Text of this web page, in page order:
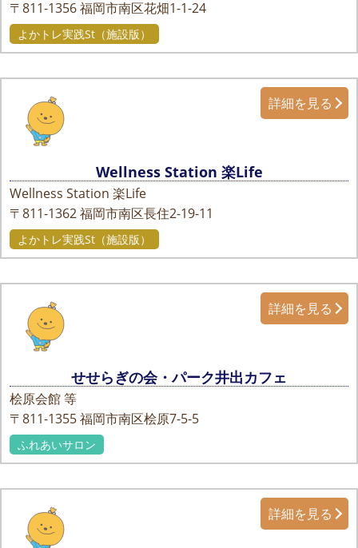
〒811-1356福岡市南区花畑1-1-24
よかトレ実践St（施設版）
Wellness Station 楽Life
Wellness Station 楽Life
〒811-1362福岡市南区長住2-19-11
詳細を見る
よかトレ実践St（施設版）
せせらぎの会・パーク井出カフェ
桧原会館 等
〒811-1355福岡市南区桧原7-5-5
詳細を見る
ふれあいサロン
詳細を見る